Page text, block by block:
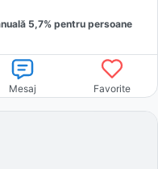
5,7% pentru persoane
Mesaj Favorite